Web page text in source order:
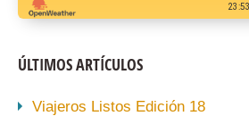
ÚLTIMOS ARTÍCULOS
Viajeros Listos Edición 18